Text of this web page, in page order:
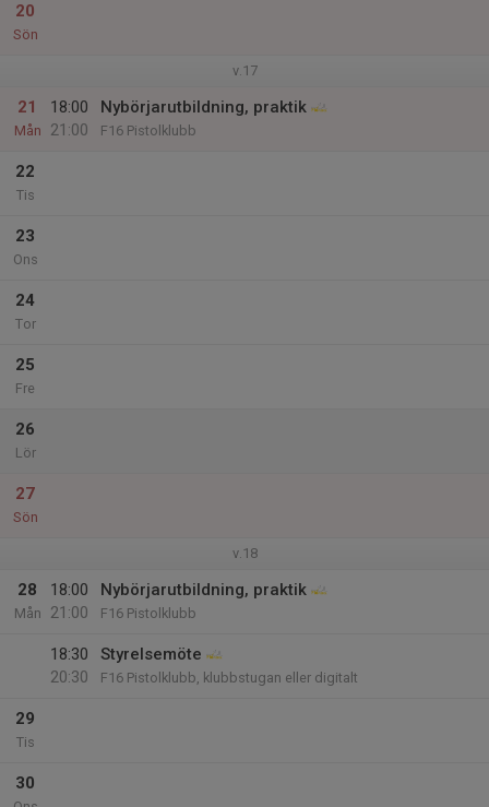
20
Sön
v.17
21
Mån
18:00
21:00
Nybörjarutbildning, praktik
F16 Pistolklubb
22
Tis
23
Ons
24
Tor
25
Fre
26
Lör
27
Sön
v.18
28
Mån
18:00
21:00
Nybörjarutbildning, praktik
F16 Pistolklubb
18:30
20:30
Styrelsemöte
F16 Pistolklubb, klubbstugan eller digitalt
29
Tis
30